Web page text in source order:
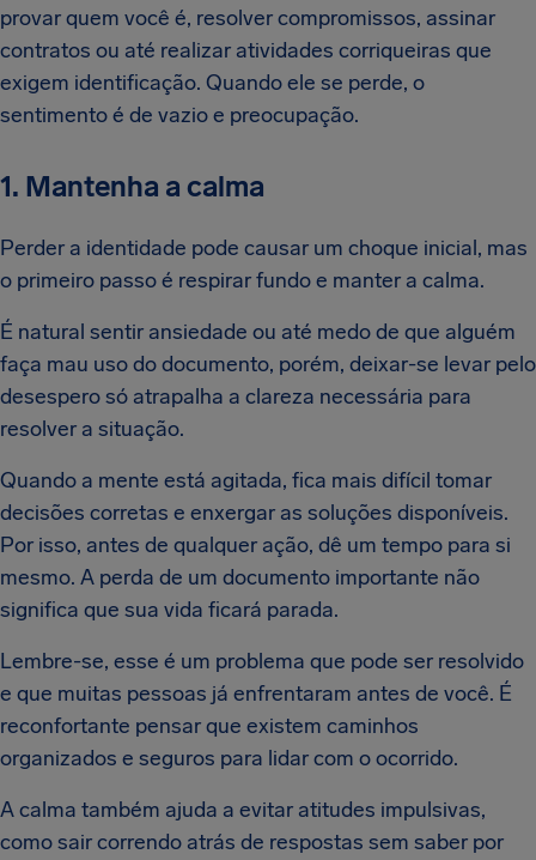
provar quem você é, resolver compromissos, assinar
contratos ou até realizar atividades corriqueiras que
exigem identificação. Quando ele se perde, o
sentimento é de vazio e preocupação.
1. Mantenha a calma
Perder a identidade pode causar um choque inicial, mas
o primeiro passo é respirar fundo e manter a calma.
É natural sentir ansiedade ou até medo de que alguém
faça mau uso do documento, porém, deixar-se levar pelo
desespero só atrapalha a clareza necessária para
resolver a situação.
Quando a mente está agitada, fica mais difícil tomar
decisões corretas e enxergar as soluções disponíveis.
Por isso, antes de qualquer ação, dê um tempo para si
mesmo. A perda de um documento importante não
significa que sua vida ficará parada.
Lembre-se, esse é um problema que pode ser resolvido
e que muitas pessoas já enfrentaram antes de você. É
reconfortante pensar que existem caminhos
organizados e seguros para lidar com o ocorrido.
A calma também ajuda a evitar atitudes impulsivas,
como sair correndo atrás de respostas sem saber por